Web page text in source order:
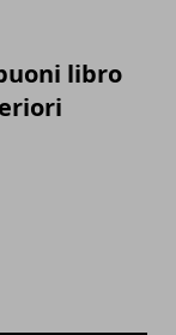
libro